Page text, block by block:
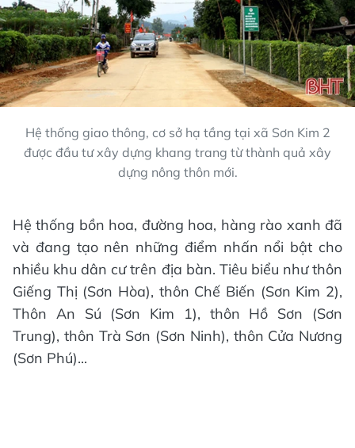
Hệ thống giao thông, cơ sở hạ tầng tại xã Sơn Kim 2
được đầu tư xây dựng khang trang từ thành quả xây
dựng nông thôn mới.
Hệ thống bồn hoa, đường hoa, hàng rào xanh đã
và đang tạo nên những điểm nhấn nổi bật cho
nhiều khu dân cư trên địa bàn. Tiêu biểu như thôn
Giếng Thị (Sơn Hòa), thôn Chế Biến (Sơn Kim 2),
Thôn An Sú (Sơn Kim 1), thôn Hồ Sơn (Sơn
Trung), thôn Trà Sơn (Sơn Ninh), thôn Cửa Nương
(Sơn Phú)...